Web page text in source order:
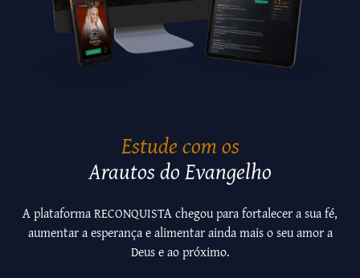
Estude com os
Arautos do Evangelho
A plataforma RECONQUISTA chegou para fortalecer a sua fé,
aumentar a esperança e alimentar ainda mais o seu amor a
Deus e ao próximo.